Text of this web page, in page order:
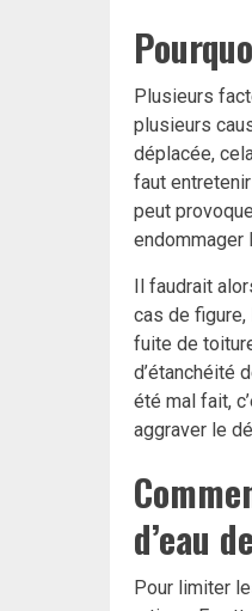
Plusieurs
plusieurs
déplacée,
faut
peut
endommager
Il faudrait
cas de figure,
fuite de
d’étanchéité
été mal fait,
aggraver le
d’eau
Pour limiter